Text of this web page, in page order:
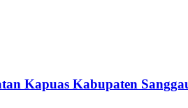
Kapuas Kabupaten